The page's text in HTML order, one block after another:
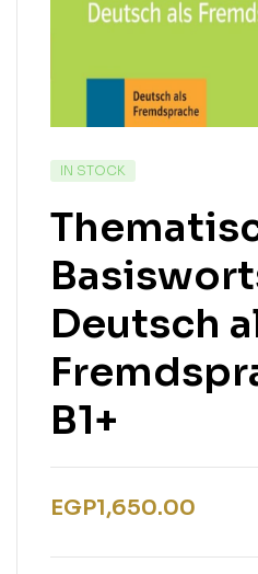
IN STOCK
Deutsch
B1+
EGP1,650.00